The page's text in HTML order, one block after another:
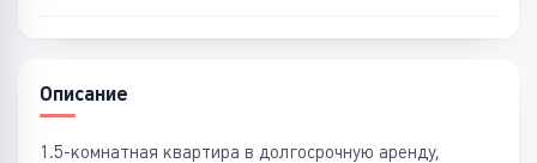
Описание
1.5-комнатная квартира в долгосрочную аренду,